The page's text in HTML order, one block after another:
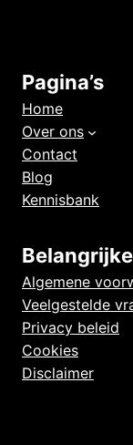
Pagina’s
Home
Over ons
Contact
Blog
Kennisbank
Algemene
Veelgestelde
Privacy beleid
Cookies
Disclaimer